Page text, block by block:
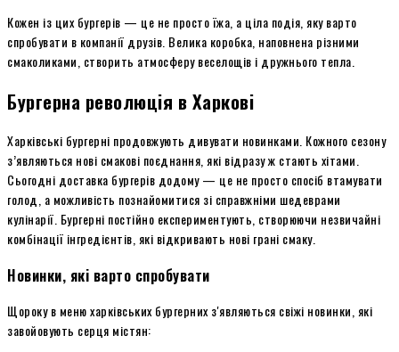
Кожен із цих бургерів — це не просто їжа, а ціла подія, яку варто
спробувати в компанії друзів. Велика коробка, наповнена різними
смаколиками, створить атмосферу веселощів і дружнього тепла.
Бургерна революція в Харкові
Харківські бургерні продовжують дивувати новинками. Кожного сезону
з’являються нові смакові поєднання, які відразу ж стають хітами.
Сьогодні доставка бургерів додому — це не просто спосіб втамувати
голод, а можливість познайомитися зі справжніми шедеврами
кулінарії. Бургерні постійно експериментують, створюючи незвичайні
комбінації інгредієнтів, які відкривають нові грані смаку.
Новинки, які варто спробувати
Щороку в меню харківських бургерних з'являються свіжі новинки, які
завойовують серця містян: